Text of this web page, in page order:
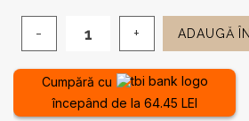
prelată
cada
ADAUGĂ
Cumpără cu
începând de la 64.45 LEI